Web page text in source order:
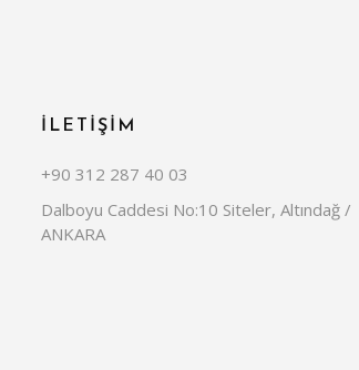
İLETİŞİM
+90 312 287 40 03
Dalboyu Caddesi No:10 Siteler, Altındağ /
ANKARA